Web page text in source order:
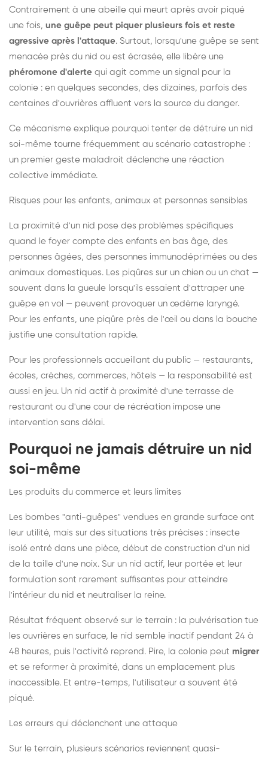
Contrairement à une abeille qui meurt après avoir piqué
une fois, une guêpe peut piquer plusieurs fois et reste
agressive après l'attaque. Surtout, lorsqu'une guêpe se sent
menacée près du nid ou est écrasée, elle libère une
phéromone d'alerte qui agit comme un signal pour la
colonie : en quelques secondes, des dizaines, parfois des
centaines d'ouvrières affluent vers la source du danger.
Ce mécanisme explique pourquoi tenter de détruire un nid
soi-même tourne fréquemment au scénario catastrophe :
un premier geste maladroit déclenche une réaction
collective immédiate.
Risques pour les enfants, animaux et personnes sensibles
La proximité d'un nid pose des problèmes spécifiques
quand le foyer compte des enfants en bas âge, des
personnes âgées, des personnes immunodéprimées ou des
animaux domestiques. Les piqûres sur un chien ou un chat —
souvent dans la gueule lorsqu'ils essaient d'attraper une
guêpe en vol — peuvent provoquer un œdème laryngé.
Pour les enfants, une piqûre près de l'œil ou dans la bouche
justifie une consultation rapide.
Pour les professionnels accueillant du public — restaurants,
écoles, crèches, commerces, hôtels — la responsabilité est
aussi en jeu. Un nid actif à proximité d'une terrasse de
restaurant ou d'une cour de récréation impose une
intervention sans délai.
Pourquoi ne jamais détruire un nid
soi-même
Les produits du commerce et leurs limites
Les bombes "anti-guêpes" vendues en grande surface ont
leur utilité, mais sur des situations très précises : insecte
isolé entré dans une pièce, début de construction d'un nid
de la taille d'une noix. Sur un nid actif, leur portée et leur
formulation sont rarement suffisantes pour atteindre
l'intérieur du nid et neutraliser la reine.
Résultat fréquent observé sur le terrain : la pulvérisation tue
les ouvrières en surface, le nid semble inactif pendant 24 à
48 heures, puis l'activité reprend. Pire, la colonie peut migrer
et se reformer à proximité, dans un emplacement plus
inaccessible. Et entre-temps, l'utilisateur a souvent été
piqué.
Les erreurs qui déclenchent une attaque
Sur le terrain, plusieurs scénarios reviennent quasi-